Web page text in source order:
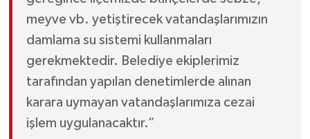
meyve vb. yetiştirecek vatandaşlarımızın
damlama su sistemi kullanmaları
gerekmektedir. Belediye ekiplerimiz
tarafından yapılan denetimlerde alınan
karara uymayan vatandaşlarımıza cezai
işlem uygulanacaktır.”